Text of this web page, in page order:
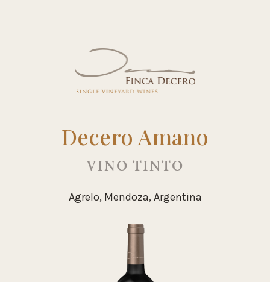
Decero Amano
VINO TINTO
Agrelo, Mendoza, Argentina